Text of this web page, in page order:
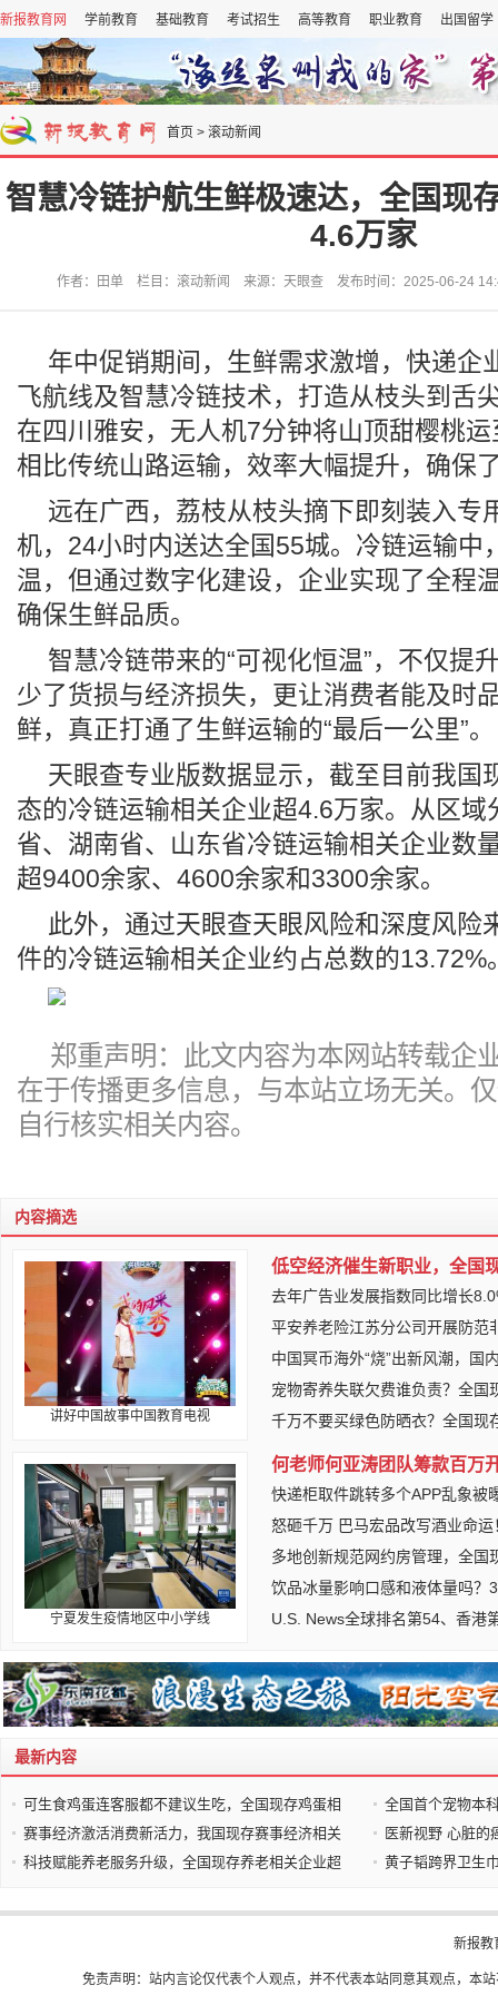
新报教育网 学前教育 基础教育 考试招生 高等教育 职业教育 出国留学
首页 > 滚动新闻
智慧冷链护航生鲜极速达，全国现
4.6万家
作者：田单 栏目：滚动新闻 来源：天眼查 发布时间：2025-06-24
年中促销期间，生鲜需求激增，快递企
飞航线及智慧冷链技术，打造从枝头到舌
在四川雅安，无人机7分钟将山顶甜樱桃
相比传统山路运输，效率大幅提升，确保
远在广西，荔枝从枝头摘下即刻装入专
机，24小时内送达全国55城。冷链运输中
温，但通过数字化建设，企业实现了全程
确保生鲜品质。
智慧冷链带来的“可视化恒温”，不仅提
少了货损与经济损失，更让消费者能及时
鲜，真正打通了生鲜运输的“最后一公里”。
天眼查专业版数据显示，截至目前我国
态的冷链运输相关企业超4.6万家。从区域
省、湖南省、山东省冷链运输相关企业数
超9400余家、4600余家和3300余家。
此外，通过天眼查天眼风险和深度风险
件的冷链运输相关企业约占总数的13.72%
郑重声明：此文内容为本网站转载企
在于传播更多信息，与本站立场无关。
自行核实相关内容。
内容摘选
讲好中国故事中国教育电视
宁夏发生疫情地区中小学线
低空经济催生新职业，全国
去年广告业发展指数同比增长
平安养老险江苏分公司开展防范
中国冥币海外“烧”出新风潮，国
宠物寄养失联欠费谁负责？全国
千万不要买绿色防晒衣？全国现
何老师何亚涛团队筹款百万
快递柜取件跳转多个APP乱象被
怒砸千万 巴马宏品改写酒业命运
多地创新规范网约房管理，全国
饮品冰量影响口感和液体量吗？
U.S. News全球排名第54、香港
最新内容
可生食鸡蛋连客服都不建议生吃，全国现存鸡蛋相
全国首个宠物本
赛事经济激活消费新活力，我国现存赛事经济相关
医新视野 心脏的
科技赋能养老服务升级，全国现存养老相关企业超
黄子韬跨界卫生
新报教
免责声明：站内言论仅代表个人观点，并不代表本站同意其观点，本